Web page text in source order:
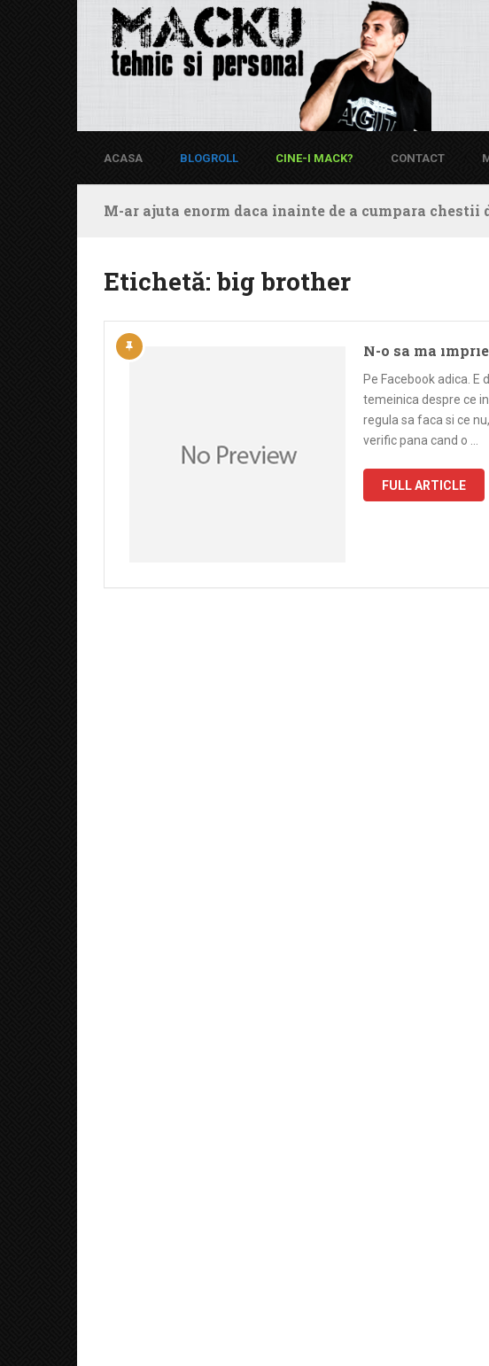
ACASA BLOGROLL CINE-I MACK? CONTACT
M-ar ajuta enorm daca inainte de a cumpara chestii
Etichetă: big brother
N-o sa ma
Pe Facebook adica. E
temeinica despre ce
regula sa faca si ce
verific pana cand o …
FULL ARTICLE